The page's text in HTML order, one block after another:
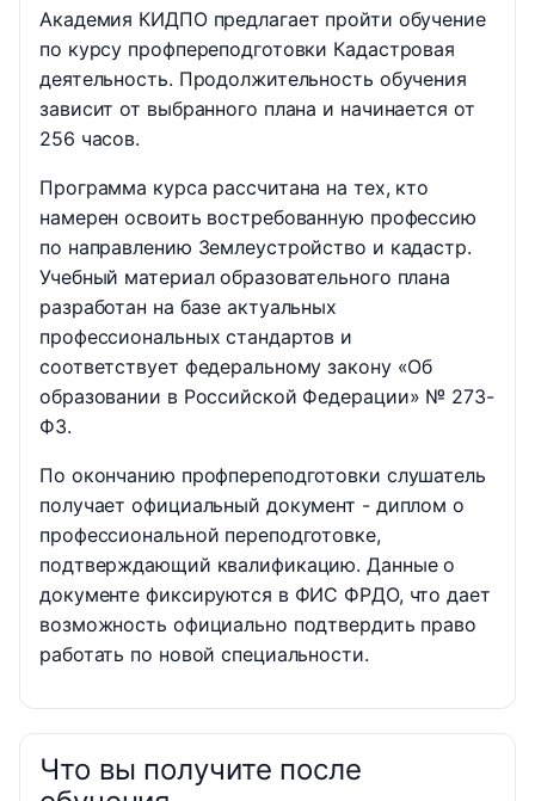
Академия КИДПО предлагает пройти обучение
по курсу профпереподготовки Кадастровая
деятельность. Продолжительность обучения
зависит от выбранного плана и начинается от
256 часов.
Программа курса рассчитана на тех, кто
намерен освоить востребованную профессию
по направлению Землеустройство и кадастр.
Учебный материал образовательного плана
разработан на базе актуальных
профессиональных стандартов и
соответствует федеральному закону «Об
образовании в Российской Федерации» № 273-
ФЗ.
По окончанию профпереподготовки слушатель
получает официальный документ - диплом о
профессиональной переподготовке,
подтверждающий квалификацию. Данные о
документе фиксируются в ФИС ФРДО, что дает
возможность официально подтвердить право
работать по новой специальности.
Что вы получите после